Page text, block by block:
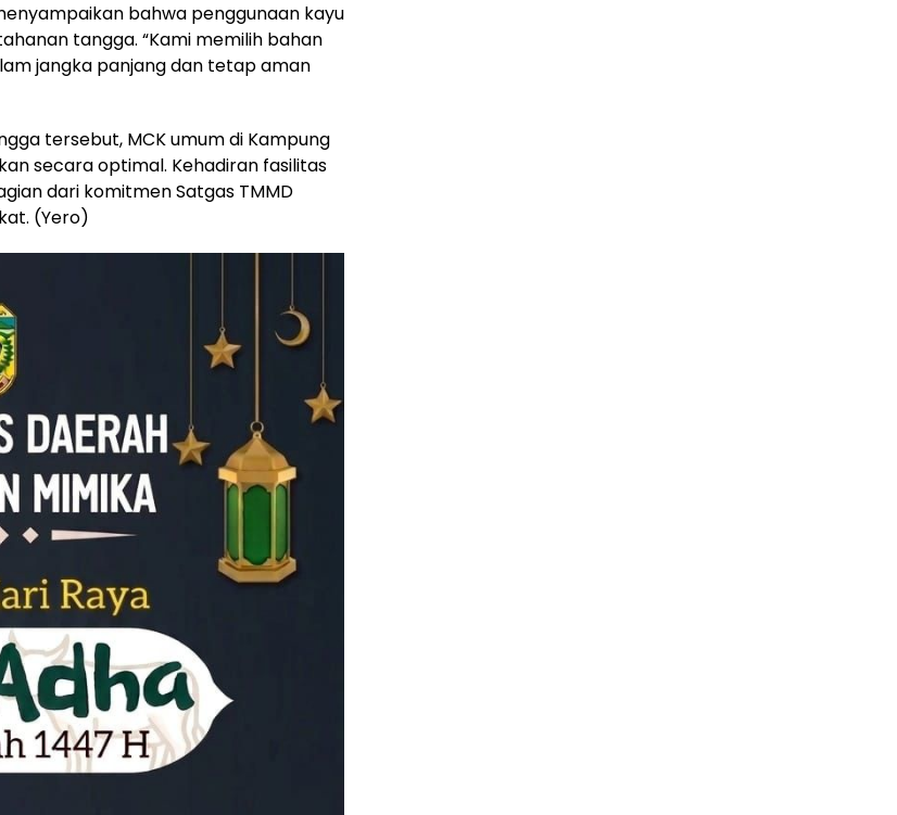
bahwa penggunaan kayu
tangga. “Kami memilih bahan
jangka panjang dan tetap aman
tersebut, MCK umum di Kampung
secara optimal. Kehadiran fasilitas
dari komitmen Satgas TMMD
(Yero)